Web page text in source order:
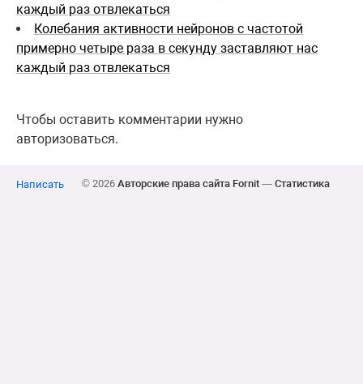
каждый раз отвлекаться
Колебания активности нейронов с частотой
примерно четыре раза в секунду заставляют нас
каждый раз отвлекаться
Чтобы оставить комментарии нужно
авторизоваться.
Написать © 2026 Авторские права сайта Fornit— Статистика